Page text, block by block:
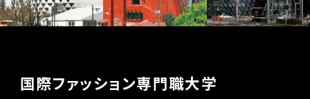
国際ファッション専門職大学